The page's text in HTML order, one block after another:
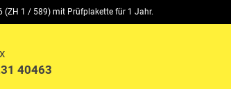
(ZH 1 / 589) mit Prüfplakette für 1 Jahr.
40463